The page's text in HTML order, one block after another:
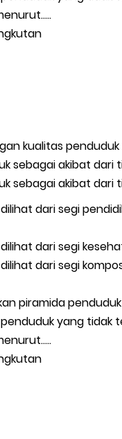
kualitas penduduk
sebagai akibat dari
sebagai akibat dari
dari segi
dari segi
dari segi
piramida
yang